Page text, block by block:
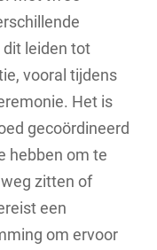
leiden tot
vooral tijdens
Het is
gecoördineerd
hebben om te
zitten of
een
om ervoor